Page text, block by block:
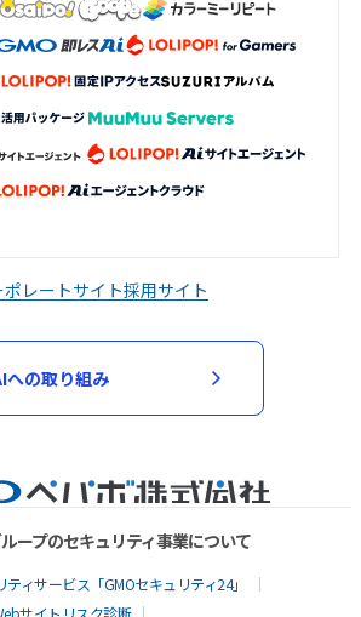
ポレートサイト採用サイト
への取り組み
ープのセキュリティ事業について
ィサービス「GMOセキュリティ24」
サイトリスク診断